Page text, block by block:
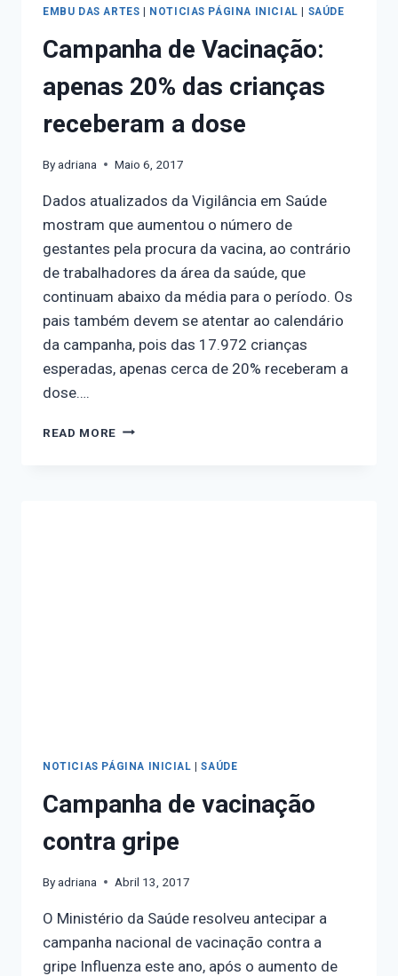
EMBU DAS ARTES NOTICIAS PÁGINA INICIAL SAÚDE
Campanha de Vacinação:
apenas 20% das crianças
receberam a dose
Byadriana Maio 6, 2017
Dados atualizados da Vigilância em Saúde
mostram que aumentou o número de
gestantes pela procura da vacina, ao contrário
de trabalhadores da área da saúde, que
continuam abaixo da média para o período. Os
pais também devem se atentar ao calendário
da campanha, pois das 17.972 crianças
esperadas, apenas cerca de 20% receberam a
dose….
READ MORE
NOTICIAS PÁGINA INICIAL |SAÚDE
Campanha de vacinação
contra gripe
Byadriana Abril 13, 2017
O Ministério da Saúde resolveu antecipar a
campanha nacional de vacinação contra a
gripe Influenza este ano, após o aumento de